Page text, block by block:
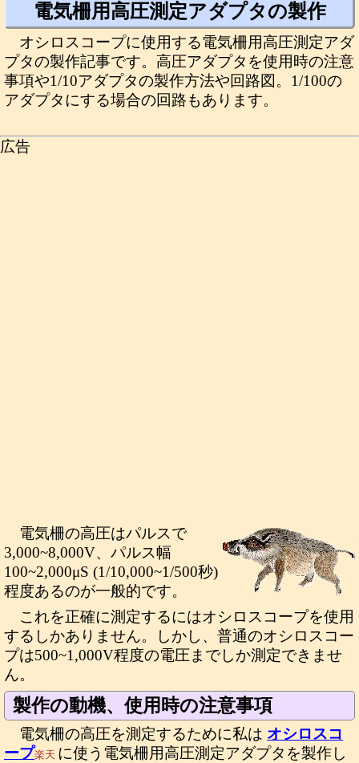
電気柵用高圧測定アダプタの製作
オシロスコープに使用する電気柵用高圧測定アダ
プタの製作記事です。高圧アダプタを使用時の注意
事項や1/10アダプタの製作方法や回路図。1/100の
アダプタにする場合の回路もあります。
広告
電気柵の高圧はパルスで
3,000~8,000V、パルス幅
100~2,000μS (1/10,000~1/500秒)
程度あるのが一般的です。
これを正確に測定するにはオシロスコープを使用
するしかありません。しかし、普通のオシロスコー
プは500~1,000V程度の電圧までしか測定できませ
ん。
製作の動機、使用時の注意事項
電気柵の高圧を測定するために私は オシロスコ
ープ楽天 に使う電気柵用高圧測定アダプタを製作し